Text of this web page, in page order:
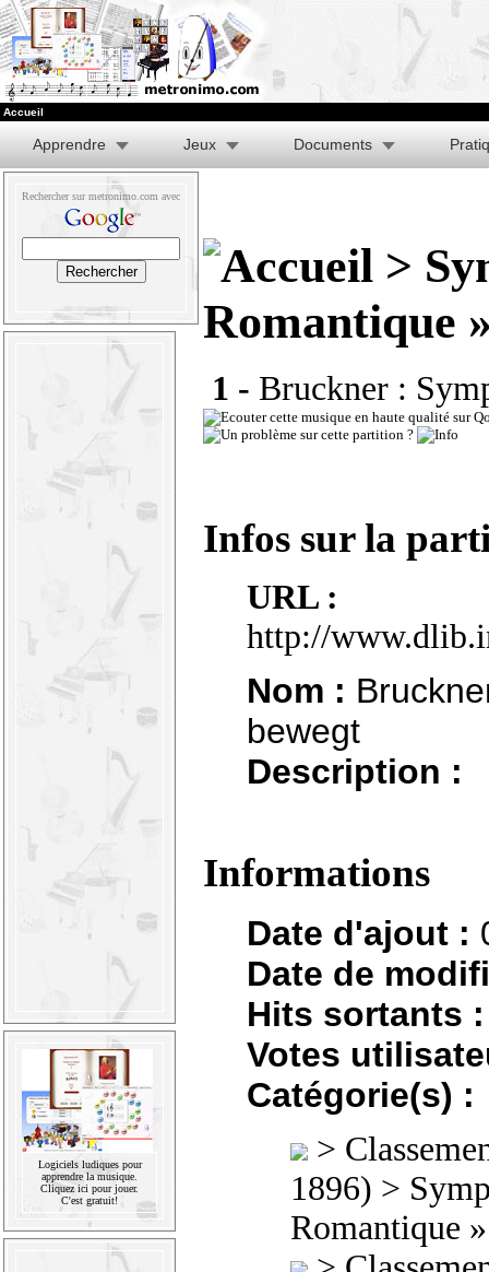
Accueil
Apprendre Jeux Documents
Rechercher sur metronimo.com avec
Logiciels ludiques pour
apprendre la musique.
Cliquez ici pour jouer.
C'est gratuit!
>
Romantique
1 - Bruckner :
Infos sur la
URL :
http://
Nom :
bewegt
Description :
Informations
Date d'ajout :
Date de
Hits sortants :
Votes
Catégorie(s) :
>
1896) >
Romantique